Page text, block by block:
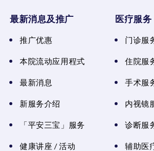
最新消息及推广
推广优惠
本院流动应用程式
最新消息
新服务介绍
「平安三宝」服务
健康讲座 / 活动
医疗服务
门诊服
住院服
手术服
内视镜
诊断服
辅助医